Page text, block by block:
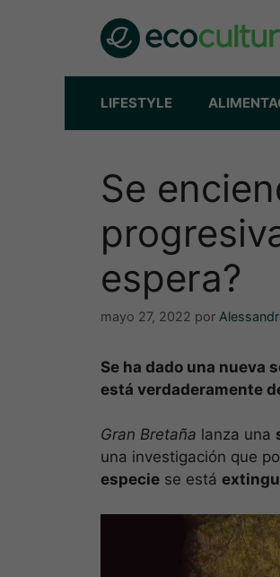
LIFESTYLE
Se
espera?
mayo 27, 2022 por
Se ha dado una nueva
está verdaderamente
Gran Bretaña lanza una
una investigación que
especie se está